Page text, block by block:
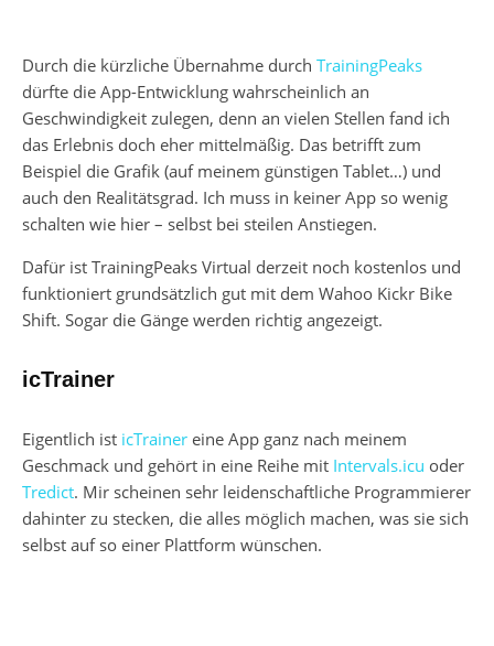
Durch die kürzliche Übernahme durch TrainingPeaks
dürfte die App-Entwicklung wahrscheinlich an
Geschwindigkeit zulegen, denn an vielen Stellen fand ich
das Erlebnis doch eher mittelmäßig. Das betrifft zum
Beispiel die Grafik (auf meinem günstigen Tablet…) und
auch den Realitätsgrad. Ich muss in keiner App so wenig
schalten wie hier – selbst bei steilen Anstiegen.
Dafür ist TrainingPeaks Virtual derzeit noch kostenlos und
funktioniert grundsätzlich gut mit dem Wahoo Kickr Bike
Shift. Sogar die Gänge werden richtig angezeigt.
icTrainer
Eigentlich ist icTrainer eine App ganz nach meinem
Geschmack und gehört in eine Reihe mit Intervals.icu oder
Tredict. Mir scheinen sehr leidenschaftliche Programmierer
dahinter zu stecken, die alles möglich machen, was sie sich
selbst auf so einer Plattform wünschen.